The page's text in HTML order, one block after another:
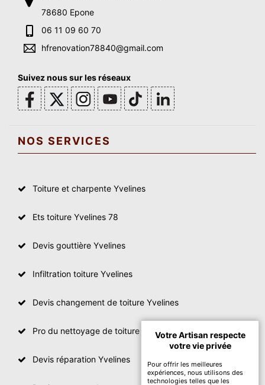
78680 Epone
06 11 09 60 70
hfrenovation78840@gmail.com
Suivez nous sur les réseaux
NOS SERVICES
Toiture et charpente Yvelines
Ets toiture Yvelines 78
Devis gouttière Yvelines
Infiltration toiture Yvelines
Devis changement de toiture Yvelines
Pro du nettoyage de toiture
Devis réparation Yvelines
Votre Artisan respecte
votre vie privée
Pour offrir les meilleures
expériences, nous utilisons des
technologies telles que les